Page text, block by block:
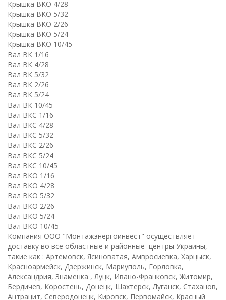
Крышка ВКО 4/28
Крышка ВКО 5/32
Крышка ВКО 2/26
Крышка ВКО 5/24
Крышка ВКО 10/45
Вал ВК 1/16
Вал ВК 4/28
Вал ВК 5/32
Вал ВК 2/26
Вал ВК 5/24
Вал ВК 10/45
Вал ВКC 1/16
Вал ВКC 4/28
Вал ВКC 5/32
Вал ВКC 2/26
Вал ВКC 5/24
Вал ВКC 10/45
Вал ВКО 1/16
Вал ВКО 4/28
Вал ВКО 5/32
Вал ВКО 2/26
Вал ВКО 5/24
Вал ВКО 10/45
Компания ООО "Монтажэнергоинвест" осуществляет
доставку во все областные и районные центры Украины,
такие как : Артемовск, Ясиноватая, Амвросиевка, Харцыск,
Красноармейск, Дзержинск, Мариуполь, Горловка,
Александрия, Знаменка , Луцк, Ивано-Франковск, Житомир,
Бердичев, Коростень, Донецк, Шахтерск, Луганск, Стаханов,
Антрацит, Северодонецк, Кировск, Первомайск, Красный